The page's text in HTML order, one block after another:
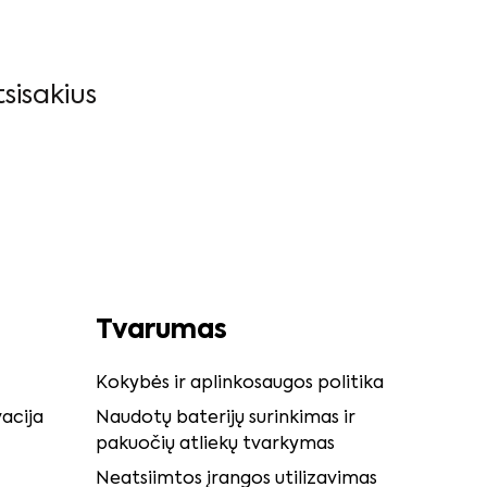
Tvarumas
Kokybės ir aplinkosaugos politika
Naudotų baterijų surinkimas ir
pakuočių atliekų tvarkymas
Neatsiimtos įrangos utilizavimas